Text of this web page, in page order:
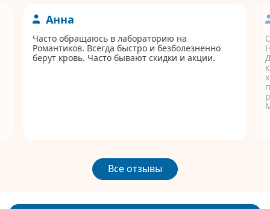
Анна
Часто обращаюсь в лабораторию на
Романтиков. Всегда быстро и безболезненно
берут кровь. Часто бывают скидки и акции.
Все отзывы